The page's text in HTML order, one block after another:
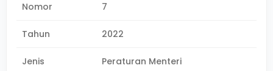
Nomor 7
Tahun 2022
Jenis
Peraturan Menteri